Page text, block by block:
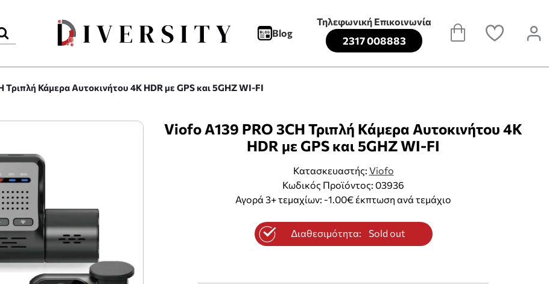
Blog
Τηλεφωνική Επικοινωνία
2317 008883
Τριπλή Κάμερα Αυτοκινήτου 4K HDR με GPS και 5GHZ WI-FI
Viofo A139 PRO 3CH Τριπλή Κάμερα Αυτοκινήτου 4K
HDR με GPS και 5GHZ WI-FI
Κατασκευαστής: Viofo
Κωδικός Προϊόντος: 03936
Αγορά 3+ τεμαχίων: -1.00€ έκπτωση ανά τεμάχιο
Διαθεσιμότητα: Sold out